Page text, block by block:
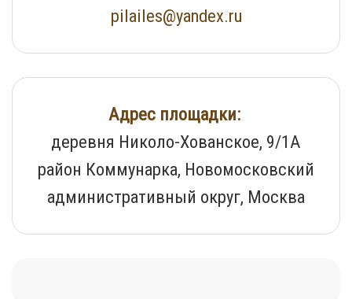
pilailes@yandex.ru
Адрес площадки:
деревня Николо-Хованское, 9/1А
район Коммунарка, Новомосковский
административный округ, Москва